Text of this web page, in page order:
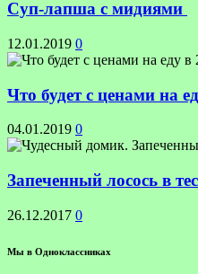
Суп-лапша с мидиями
12.01.2019 0
Что будет с ценами на
04.01.2019 0
Запеченный лосось в
26.12.2017 0
Мы в Одноклассниках